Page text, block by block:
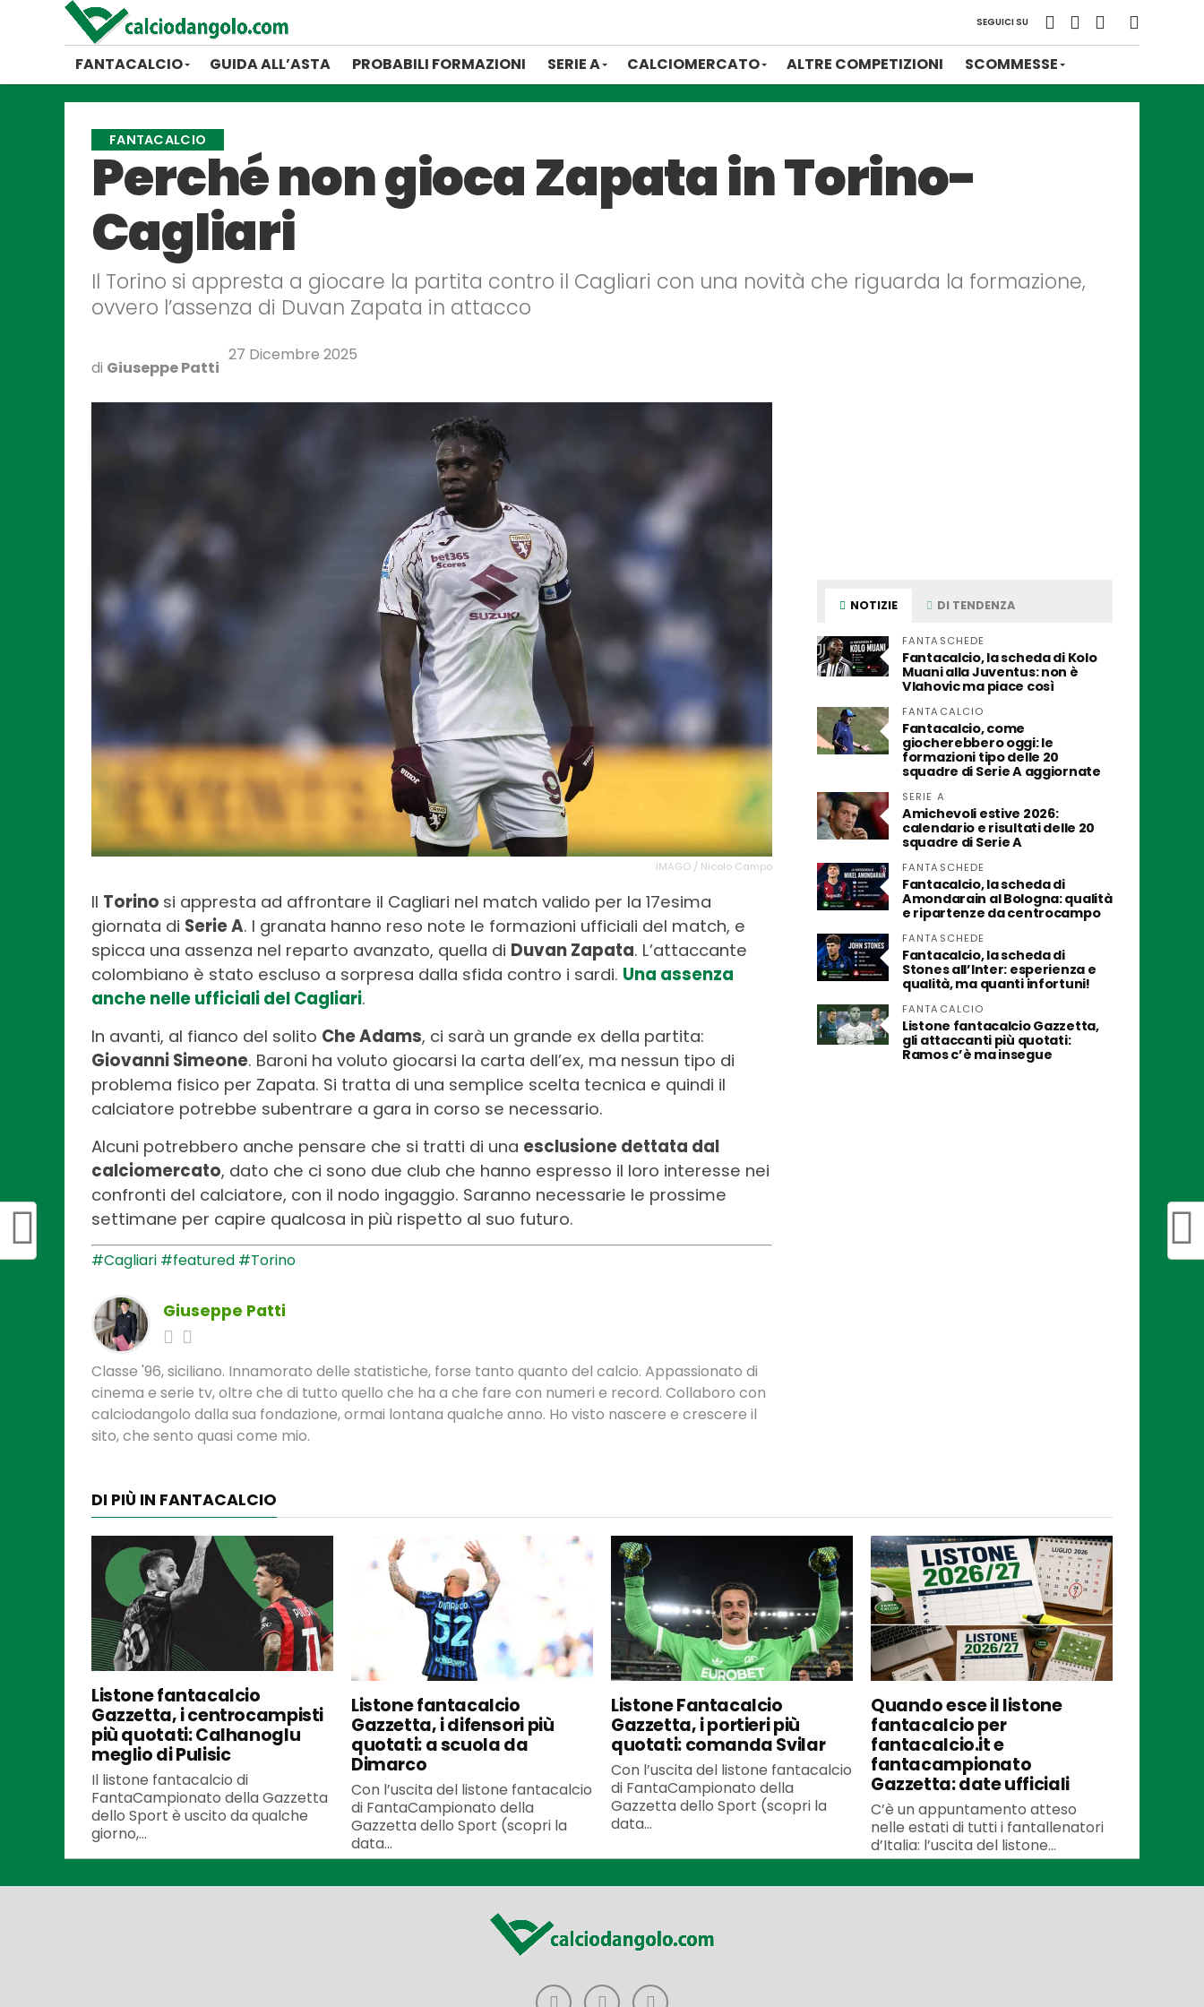
SEGUICI SU
FANTACALCIO GUIDA ALL’ASTA PROBABILI FORMAZIONI SERIE A CALCIOMERCATO ALTRE COMPETIZIONI SCOMMESSE
FANTACALCIO
Perché non gioca Zapata in Torino-
Cagliari
Il Torino si appresta a giocare la partita contro il Cagliari con una novità che riguarda la formazione,
ovvero l’assenza di Duvan Zapata in attacco
di Giuseppe Patti
27 Dicembre 2025
IMAGO / Nicolo Campo
Il Torino si appresta ad affrontare il Cagliari nel match valido per la 17esima
giornata di Serie A. I granata hanno reso note le formazioni ufficiali del match, e
spicca una assenza nel reparto avanzato, quella di Duvan Zapata. L’attaccante
colombiano è stato escluso a sorpresa dalla sfida contro i sardi. Una assenza
anche nelle ufficiali del Cagliari.
In avanti, al fianco del solito Che Adams, ci sarà un grande ex della partita:
Giovanni Simeone. Baroni ha voluto giocarsi la carta dell’ex, ma nessun tipo di
problema fisico per Zapata. Si tratta di una semplice scelta tecnica e quindi il
calciatore potrebbe subentrare a gara in corso se necessario.
Alcuni potrebbero anche pensare che si tratti di una esclusione dettata dal
calciomercato, dato che ci sono due club che hanno espresso il loro interesse nei
confronti del calciatore, con il nodo ingaggio. Saranno necessarie le prossime
settimane per capire qualcosa in più rispetto al suo futuro.
#Cagliari #featured #Torino
Giuseppe Patti
Classe '96, siciliano. Innamorato delle statistiche, forse tanto quanto del calcio. Appassionato di
cinema e serie tv, oltre che di tutto quello che ha a che fare con numeri e record. Collaboro con
calciodangolo dalla sua fondazione, ormai lontana qualche anno. Ho visto nascere e crescere il
sito, che sento quasi come mio.
NOTIZIE DI TENDENZA
FANTASCHEDE
Fantacalcio, la scheda di Kolo
Muani alla Juventus: non è
Vlahovic ma piace così
FANTACALCIO
Fantacalcio, come
giocherebbero oggi: le
formazioni tipo delle 20
squadre di Serie A aggiornate
SERIE A
Amichevoli estive 2026:
calendario e risultati delle 20
squadre di Serie A
FANTASCHEDE
Fantacalcio, la scheda di
Amondarain al Bologna: qualità
e ripartenze da centrocampo
FANTASCHEDE
Fantacalcio, la scheda di
Stones all’Inter: esperienza e
qualità, ma quanti infortuni!
FANTACALCIO
Listone fantacalcio Gazzetta,
gli attaccanti più quotati:
Ramos c’è ma insegue
DI PIÙ IN FANTACALCIO
Listone fantacalcio
Gazzetta, i centrocampisti
più quotati: Calhanoglu
meglio di Pulisic
Il listone fantacalcio di
FantaCampionato della Gazzetta
dello Sport è uscito da qualche
giorno,...
Listone fantacalcio
Gazzetta, i difensori più
quotati: a scuola da
Dimarco
Con l’uscita del listone fantacalcio
di FantaCampionato della
Gazzetta dello Sport (scopri la
data...
Listone Fantacalcio
Gazzetta, i portieri più
quotati: comanda Svilar
Con l’uscita del listone fantacalcio
di FantaCampionato della
Gazzetta dello Sport (scopri la
data...
Quando esce il listone
fantacalcio per
fantacalcio.it e
fantacampionato
Gazzetta: date ufficiali
C’è un appuntamento atteso
nelle estati di tutti i fantallenatori
d’Italia: l’uscita del listone...